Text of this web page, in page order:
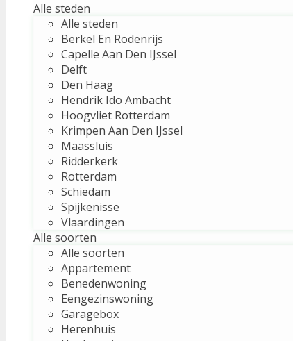
Alle steden
Alle steden
Berkel En Rodenrijs
Capelle Aan Den IJssel
Delft
Den Haag
Hendrik Ido Ambacht
Hoogvliet Rotterdam
Krimpen Aan Den IJssel
Maassluis
Ridderkerk
Rotterdam
Schiedam
Spijkenisse
Vlaardingen
Alle soorten
Alle soorten
Appartement
Benedenwoning
Eengezinswoning
Garagebox
Herenhuis